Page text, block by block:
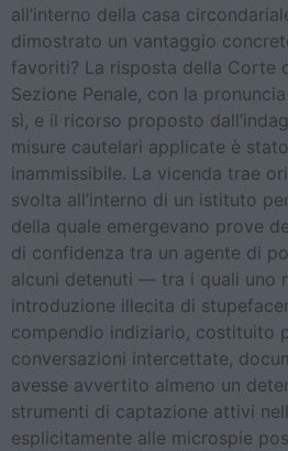
all’interno della casa
dimostrato un vantaggio
favoriti? La risposta della Corte
Sezione Penale, con la
sì, e il ricorso proposto
misure cautelari applicate è
inammissibile. La vicenda trae
svolta all’interno di un istituto
della quale emergevano prove
di confidenza tra un agente di
alcuni detenuti — tra i quali uno
introduzione illecita di
compendio indiziario, costituito
conversazioni intercettate,
avesse avvertito almeno un
strumenti di captazione attivi
esplicitamente alle microspie